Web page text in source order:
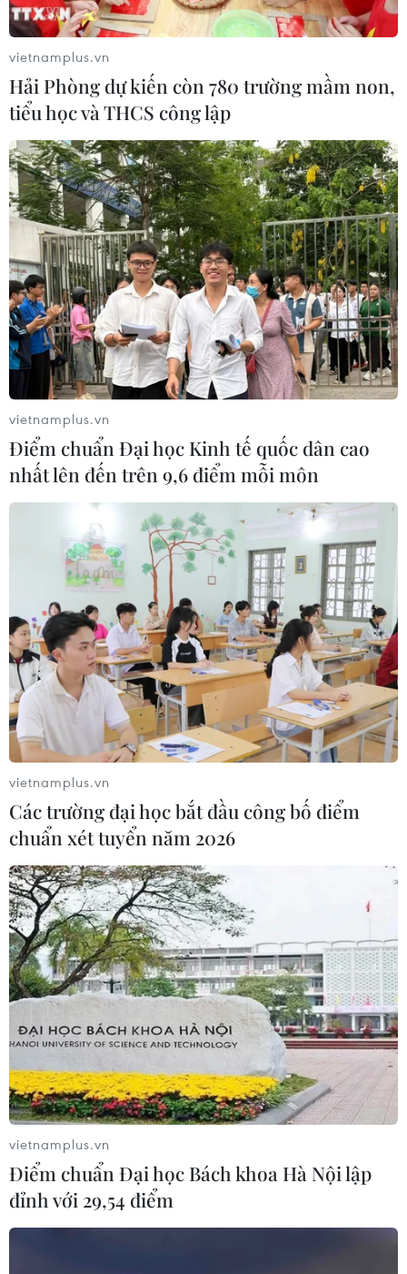
bom trụ sở Facebook tại Mỹ
Ngày 11/12, một đối tượng nặc danh đã gửi lời đe dọa
đánh bom nhằm vào trụ sở tại thành phố Menlo Park,
thuộc Vịnh San Francisco, ở bang California của Mỹ.
vietnamplus.vn
Hải Phòng dự kiến còn 780 trường mầm non,
tiểu học và THCS công lập
vietnamplus.vn
Điểm chuẩn Đại học Kinh tế quốc dân cao
nhất lên đến trên 9,6 điểm mỗi môn
vietnamplus.vn
Các trường đại học bắt đầu công bố điểm
chuẩn xét tuyển năm 2026
vietnamplus.vn
Điểm chuẩn Đại học Bách khoa Hà Nội lập
đỉnh với 29,54 điểm